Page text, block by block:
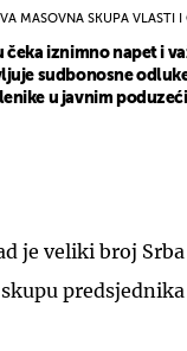
MASOVNA SKUPA VLASTI I
čeka iznimno napet i
sudbonosne
u javnim
je veliki broj